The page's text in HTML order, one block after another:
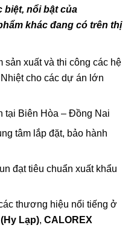
biệt, nổi bật của
khác đang có trên thị
sản xuất và thi công các hệ
cho các dự án lớn
tại Biên Hòa – Đồng Nai
tâm lắp đặt, bảo hành
đạt tiêu chuẩn xuất khẩu
thương hiệu nổi tiếng ở
Lạp), CALOREX